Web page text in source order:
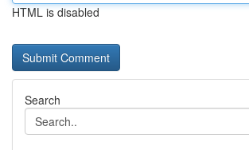
HTML is disabled
Search